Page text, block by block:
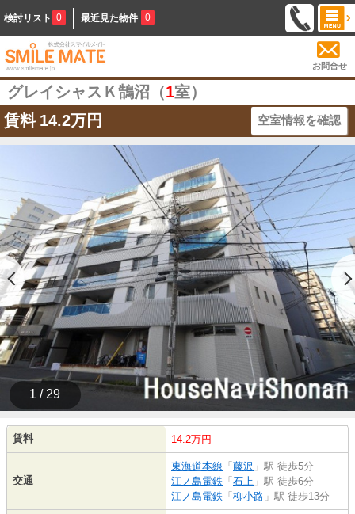
検討リスト 0 最近見た物件 0
お問合せ
グレイシャスＫ鵠沼（1室）
賃料 14.2万円 空室情報を確認
1 / 29
賃料 14.2万円
交通
東海道本線 「 藤沢 」駅 徒歩5分
江ノ島電鉄 「 石上 」駅 徒歩6分
江ノ島電鉄 「 柳小路 」駅 徒歩13分